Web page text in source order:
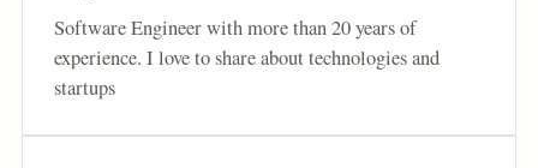
Software Engineer with more than 20 years of
experience. I love to share about technologies and
startups